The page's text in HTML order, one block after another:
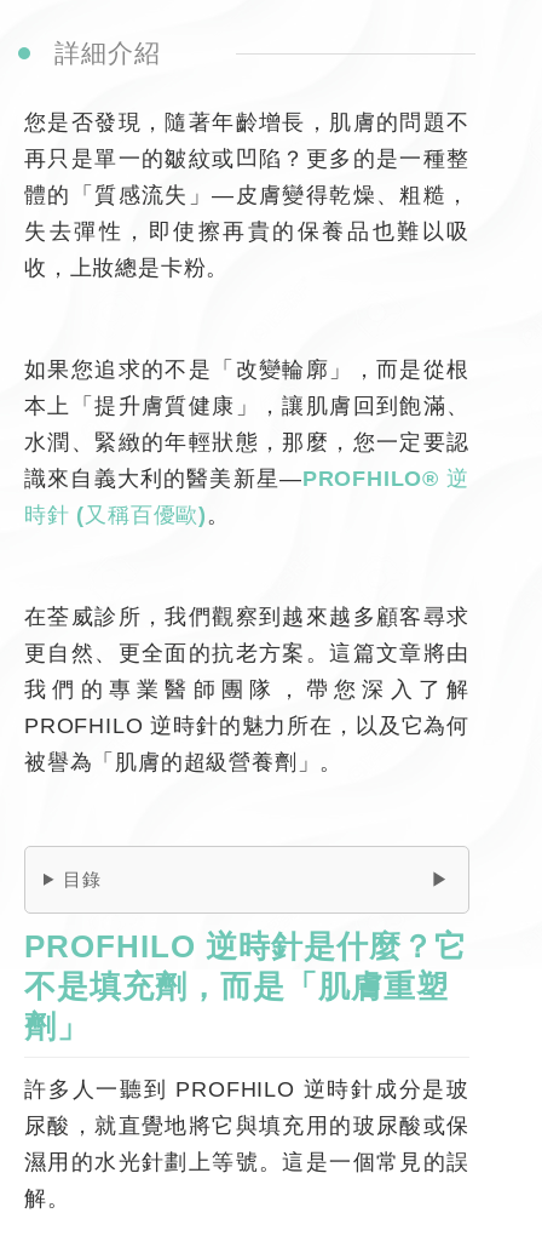
詳細介紹
您是否發現，隨著年齡增長，肌膚的問題不
再只是單一的皺紋或凹陷？更多的是一種整
體的「質感流失」—皮膚變得乾燥、粗糙，
失去彈性，即使擦再貴的保養品也難以吸
收，上妝總是卡粉。
如果您追求的不是「改變輪廓」，而是從根
本上「提升膚質健康」，讓肌膚回到飽滿、
水潤、緊緻的年輕狀態，那麼，您一定要認
識來自義大利的醫美新星—PROFHILO®逆
時針 (又稱百優歐) 。
在荃威診所 ，我們觀察到越來越多顧客尋求
更自然、更全面的抗老方案。這篇文章將由
我們的專業醫師團隊，帶您深入了解
PROFHILO 逆時針的魅力所在，以及它為何
被譽為「肌膚的超級營養劑」。
目錄
PROFHILO 逆時針是什麼？它
不是填充劑，而是「肌膚重塑
劑」
許多人一聽到 PROFHILO 逆時針成分是玻
尿酸，就直覺地將它與填充用的玻尿酸或保
濕用的水光針劃上等號。這是一個常見的誤
解。